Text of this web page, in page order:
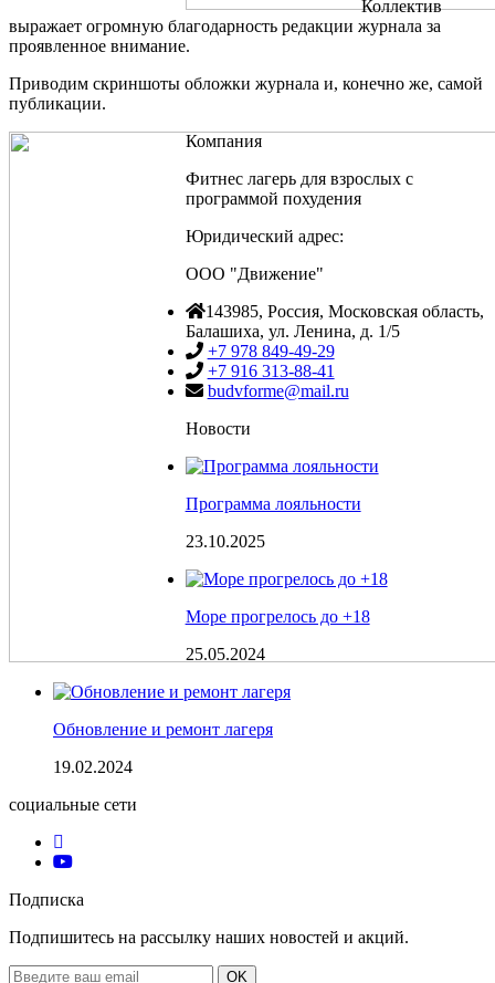
Коллектив
выражает огромную благодарность редакции журнала за
проявленное внимание.
Приводим скриншоты обложки журнала и, конечно же, самой
публикации.
Компания
Фитнес лагерь для взрослых с
программой похудения
Юридический адрес:
ООО "Движение"
143985, Россия, Московская область,
Балашиха, ул. Ленина, д. 1/5
+7 978 849-49-29
+7 916 313-88-41
budvforme@mail.ru
Новости
Программа лояльности
23.10.2025
Море прогрелось до +18
25.05.2024
Обновление и ремонт лагеря
19.02.2024
социальные сети
Подписка
Подпишитесь на рассылку наших новостей и акций.
Email
OK